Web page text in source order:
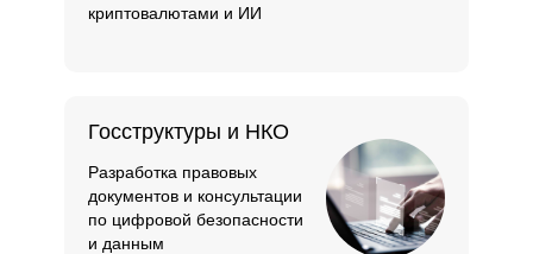
Разработка правовых
документов и консультации
по цифровой безопасности
и данным
Госструктуры и НКО
криптовалютами и ИИ